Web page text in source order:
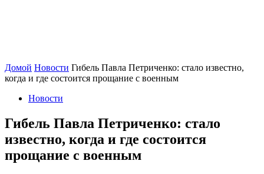
Домой Новости Гибель Павла Петриченко: стало известно,
когда и где состоится прощание с военным
Новости
Гибель Павла Петриченко: стало
известно, когда и где состоится
прощание с военным